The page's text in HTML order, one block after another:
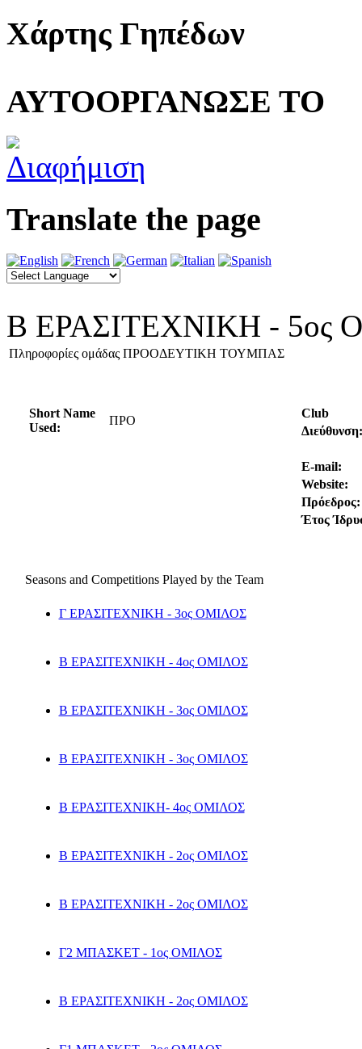
Χάρτης Γηπέδων
ΑΥΤΟΟΡΓΑΝΩΣΕ ΤΟ
Translate the page
Β ΕΡΑΣΙΤΕΧΝΙΚΗ - 5ος
Πληροφορίες ομάδας ΠΡΟΟΔΕΥΤΙΚΗ ΤΟΥΜΠΑΣ
Short Name
Used:
ΠΡΟ
Club
Διεύθυνση:
E-mail:
Website:
Πρόεδρος:
Έτος
Seasons and Competitions Played by the Team
Γ ΕΡΑΣΙΤΕΧΝΙΚΗ - 3ος ΟΜΙΛΟΣ
Β ΕΡΑΣΙΤΕΧΝΙΚΗ - 4ος ΟΜΙΛΟΣ
Β ΕΡΑΣΙΤΕΧΝΙΚΗ - 3ος ΟΜΙΛΟΣ
Β ΕΡΑΣΙΤΕΧΝΙΚΗ - 3ος ΟΜΙΛΟΣ
Β ΕΡΑΣΙΤΕΧΝΙΚΗ- 4ος ΟΜΙΛΟΣ
Β ΕΡΑΣΙΤΕΧΝΙΚΗ - 2ος ΟΜΙΛΟΣ
Β ΕΡΑΣΙΤΕΧΝΙΚΗ - 2ος ΟΜΙΛΟΣ
Γ2 ΜΠΑΣΚΕΤ - 1ος ΟΜΙΛΟΣ
Β ΕΡΑΣΙΤΕΧΝΙΚΗ - 2ος ΟΜΙΛΟΣ